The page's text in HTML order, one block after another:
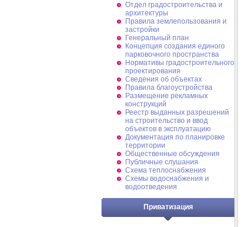
Отдел градостроительства и
архитектуры
Правила землепользования и
застройки
Генеральный план
Концепция создания единого
парковочного пространства
Нормативы градостроительного
проектирования
Сведения об объектах
Правила благоустройства
Размещение рекламных
конструкций
Реестр выданных разрешений
на строительство и ввод
объектов в эксплуатацию
Документация по планировке
территории
Общественные обсуждения
Публичные слушания
Схема теплоснабжения
Схемы водоснабжения и
водоотведения
Приватизация